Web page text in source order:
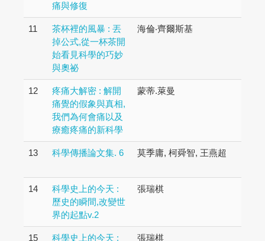
痛與修復
11
茶杯裡的風暴 : 丟
掉公式,從一杯茶開
始看見科學的巧妙
與奧祕
海倫‧齊爾斯基
12
疼痛大解密 : 解開
痛覺的假象與真相,
我們為何會痛以及
療癒疼痛的新科學
蒙蒂.萊曼
13 科學傳播論文集. 6 莫季庸, 柯舜智, 王燕超
14
科學史上的今天 :
歷史的瞬間,改變世
界的起點v.2
張瑞棋
15
科學史上的今天 :
張瑞棋